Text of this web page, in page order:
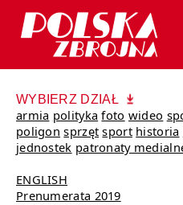
WYBIERZ DZIAŁ
armia polityka foto wideo
poligon sprzęt sport historia
jednostek patronaty
ENGLISH
Prenumerata 2019